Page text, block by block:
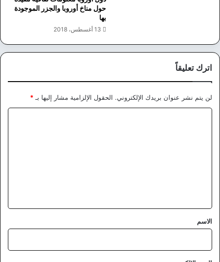
حول مناخ أوروبا والجزر الموجودة
بها
13 أغسطس، 2018
اترك تعليقاً
لن يتم نشر عنوان بريدك الإلكتروني. الحقول الإلزامية مشار إليها بـ *
*
الاسم